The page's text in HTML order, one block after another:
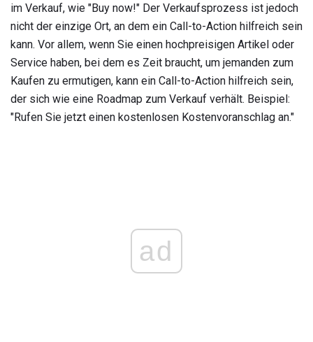
im Verkauf, wie "Buy now!" Der Verkaufsprozess ist jedoch
nicht der einzige Ort, an dem ein Call-to-Action hilfreich sein
kann. Vor allem, wenn Sie einen hochpreisigen Artikel oder
Service haben, bei dem es Zeit braucht, um jemanden zum
Kaufen zu ermutigen, kann ein Call-to-Action hilfreich sein,
der sich wie eine Roadmap zum Verkauf verhält. Beispiel:
"Rufen Sie jetzt einen kostenlosen Kostenvoranschlag an."
ad